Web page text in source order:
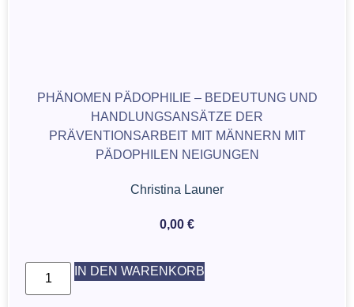
PHÄNOMEN PÄDOPHILIE – BEDEUTUNG UND
HANDLUNGSANSÄTZE DER
PRÄVENTIONSARBEIT MIT MÄNNERN MIT
PÄDOPHILEN NEIGUNGEN
Christina Launer
0,00 €
IN DEN WARENKORB